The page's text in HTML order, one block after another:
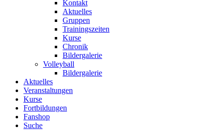
Kontakt
Aktuelles
Gruppen
Trainingszeiten
Kurse
Chronik
Bildergalerie
Volleyball
Bildergalerie
Aktuelles
Veranstaltungen
Kurse
Fortbildungen
Fanshop
Suche